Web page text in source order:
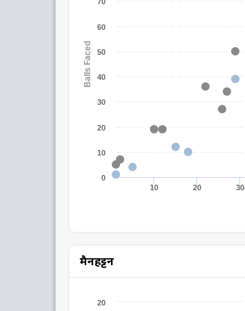
Balls Faced
10 20 30
0
10
20
30
40
50
60
मैनहट्टन
20